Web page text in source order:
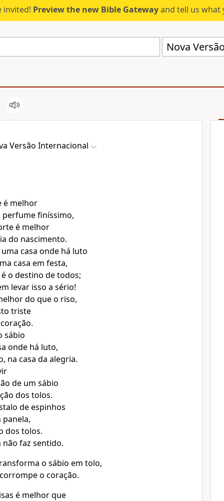
invited! Preview the new Bible Gatewayand tell us what
Nova
Versão Internacional
é melhor
perfume finíssimo,
é melhor
do nascimento.
casa onde há luto
casa em festa,
o destino de todos;
levar isso a sério!
do que o riso,
triste
sábio
onde há luto,
na casa da alegria.
de um sábio
dos tolos.
de espinhos
panela,
dos tolos.
faz sentido.
o sábio em tolo,
o coração.
é melhor que